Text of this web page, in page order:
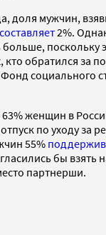
доля мужчин,
составляет2%.
поскольку
кто обратился за
социального
женщин в
по уходу за
55%
бы взять
партнерши.